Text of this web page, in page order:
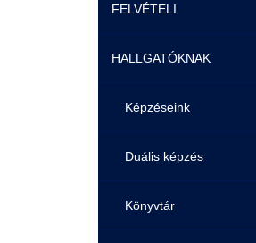
Álláshirdetések
FELVÉTELI
Pontozási rendszer
Felvetteknek
Képzéseink
Duális képzés
HALLGATÓKNAK
Képzéseink
Duális képzés
Könyvtár